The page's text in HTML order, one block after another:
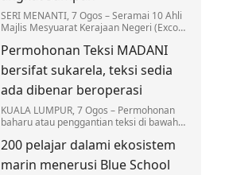
SERI MENANTI, 7 Ogos – Seramai 10 Ahli
Majlis Mesyuarat Kerajaan Negeri (Exco)
jawatan hari ini bagi melengkapkan
barisan…
Permohonan Teksi MADANI
bersifat sukarela, teksi sedia
ada dibenar beroperasi
KUALA LUMPUR, 7 Ogos – Permohonan
baharu atau penggantian teksi di bawah
Nasional adalah bersifat sukarela dan
terhad kepada…
200 pelajar dalami ekosistem
marin menerusi Blue School